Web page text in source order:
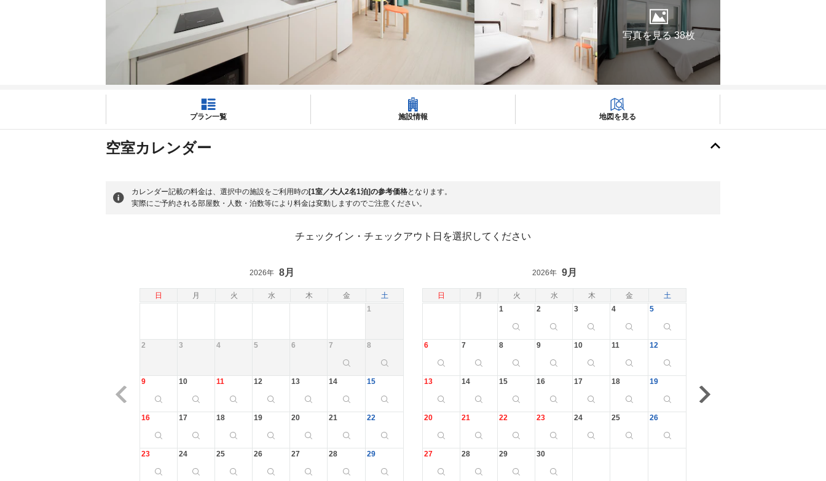
写真を見る 38枚
プラン一覧 施設情報 地図を見る
空室カレンダー
カレンダー記載の料金は、選択中の施設をご利用時の[1室／大人2名1泊]の参考価格となります。
実際にご予約される部屋数・人数・泊数等により料金は変動しますのでご注意ください。
チェックイン・チェックアウト日を選択してください
日 月 火 水 木 金 土 日 月 火 水 木 金 土
2026年 8月
1
2 3 4 5 6 7 8
9 10 11 12 13 14 15
16 17 18 19 20 21 22
23 24 25 26 27 28 29
2026年 9月
1 2 3 4 5
6 7 8 9 10 11 12
13 14 15 16 17 18 19
20 21 22 23 24 25 26
27 28 29 30